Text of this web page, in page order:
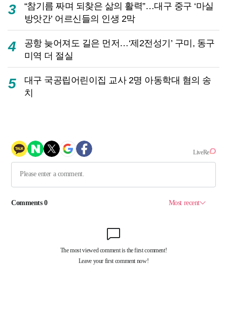
3
“참기름 짜며 되찾은 삶의 활력”…대구 중구 ‘마실
방앗간’ 어르신들의 인생 2막
4
공항 늦어져도 길은 먼저…‘제2전성기’ 구미, 동구
미역 더 절실
5
대구 국공립어린이집 교사 2명 아동학대 혐의 송
치